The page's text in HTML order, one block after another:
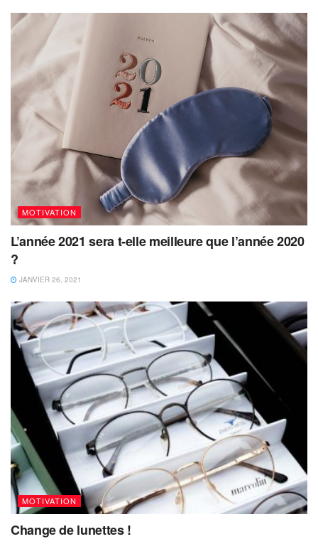
MOTIVATION
L’année 2021 sera t-elle meilleure que l’année 2020
?
JANVIER 26, 2021
MOTIVATION
Change de lunettes !